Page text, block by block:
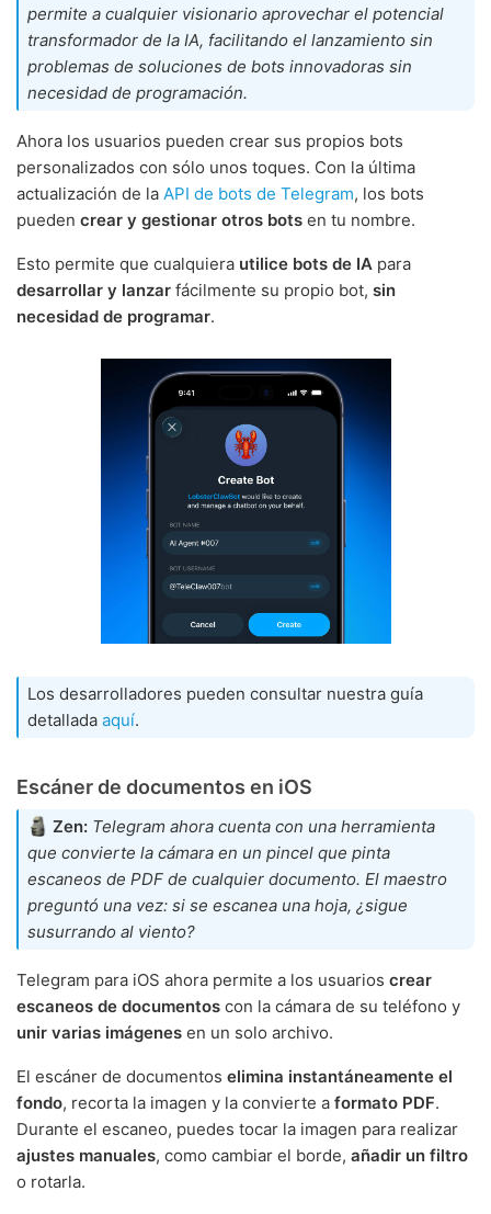
permite a cualquier visionario aprovechar el potencial
transformador de la IA, facilitando el lanzamiento sin
problemas de soluciones de bots innovadoras sin
necesidad de programación.
Ahora los usuarios pueden crear sus propios bots
personalizados con sólo unos toques. Con la última
actualización de la API de bots de Telegram, los bots
pueden crear y gestionar otros bots en tu nombre.
Esto permite que cualquiera utilice bots de IA para
desarrollar y lanzar fácilmente su propio bot, sin
necesidad de programar.
Los desarrolladores pueden consultar nuestra guía
detallada aquí.
Escáner de documentos en iOS
Zen: Telegram ahora cuenta con una herramienta
que convierte la cámara en un pincel que pinta
escaneos de PDF de cualquier documento. El maestro
preguntó una vez: si se escanea una hoja, ¿sigue
susurrando al viento?
Telegram para iOS ahora permite a los usuarios crear
escaneos de documentos con la cámara de su teléfono y
unir varias imágenes en un solo archivo.
El escáner de documentos elimina instantáneamente el
fondo, recorta la imagen y la convierte a formato PDF.
Durante el escaneo, puedes tocar la imagen para realizar
ajustes manuales, como cambiar el borde, añadir un filtro
o rotarla.